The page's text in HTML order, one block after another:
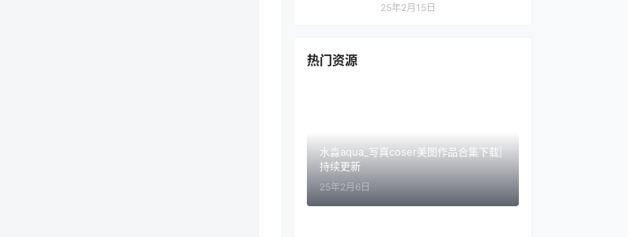
25年2月15日
热门资源
水淼aqua_写真coser美图作品合集下载|
持续更新
25年2月6日